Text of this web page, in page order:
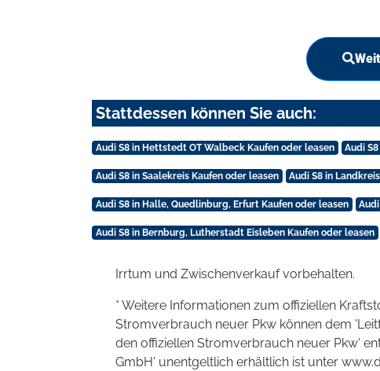
Stattdessen können Sie auch:
Audi S8 in Hettstedt OT Walbeck Kaufen oder leasen Audi
Audi S8 in Saalekreis Kaufen oder leasen Audi S8 in
Audi S8 in Halle, Quedlinburg, Erfurt Kaufen oder leasen
Audi S8 in Bernburg, Lutherstadt Eisleben Kaufen oder leasen
Irrtum und Zwischenverkauf vorbehalten.
* Weitere Informationen zum offiziellen
Stromverbrauch neuer Pkw können dem
den offiziellen Stromverbrauch neuer Pkw'
GmbH' unentgeltlich erhältlich ist unter